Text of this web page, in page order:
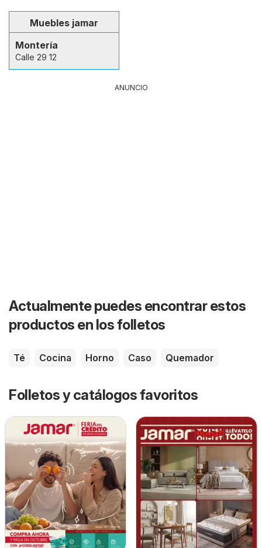
Muebles jamar
Montería
Calle 29 12
ANUNCIO
Actualmente puedes encontrar estos
productos en los folletos
Té Cocina Horno Caso Quemador
Folletos y catálogos favoritos